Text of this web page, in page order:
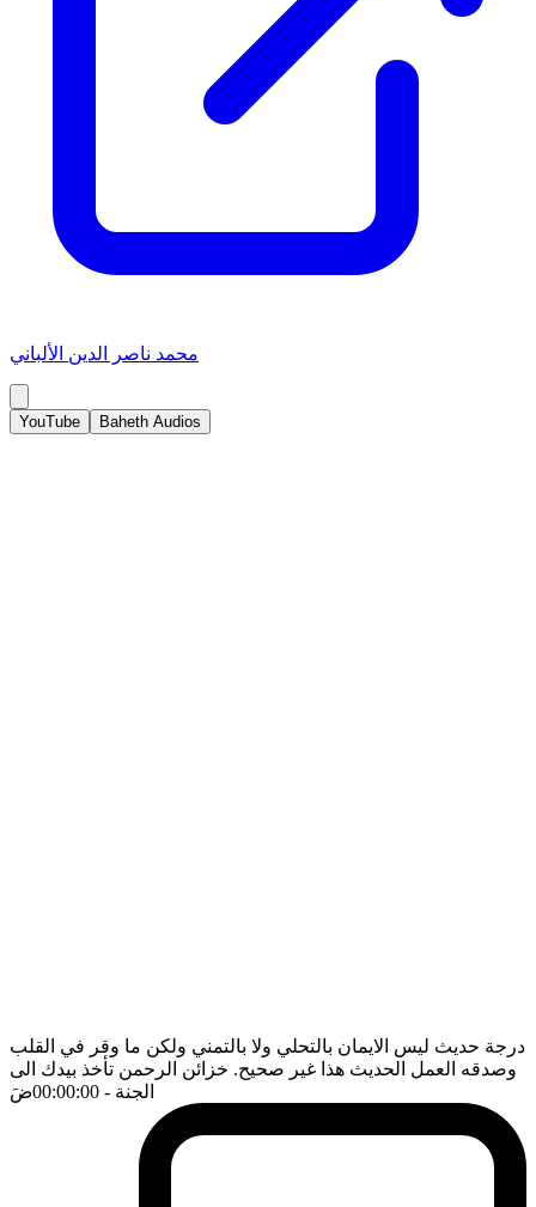
محمد ناصر الدين الألباني
YouTube Baheth Audios
درجة حديث ليس الايمان بالتحلي ولا بالتمني ولكن ما وقر في القلب
وصدقه العمل الحديث هذا غير صحيح. خزائن الرحمن تأخذ بيدك الى
الجنة - 00:00:00 ضَ